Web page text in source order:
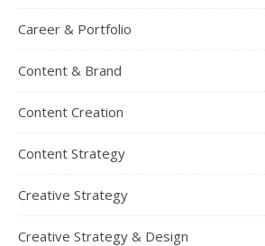
Career & Portfolio
Content & Brand
Content Creation
Content Strategy
Creative Strategy
Creative Strategy & Design